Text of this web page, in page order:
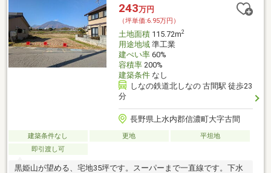
243万円
（坪単価:6.95万円）
土地面積115.72m2
用途地域準工業
建ぺい率60%
容積率200%
建築条件なし
しなの鉄道北しなの 古間駅 徒歩23
分
長野県上水内郡信濃町大字古間
建築条件なし 更地
平坦地
即引渡し可
黒姫山が望める、宅地35坪です。スーパーまで一直線です。下水